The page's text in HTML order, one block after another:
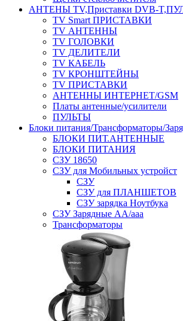
АНТЕНЫ ТV,Приставки DVB-
TV Smart ПРИСТАВКИ
TV АНТЕННЫ
TV ГОЛОВКИ
TV ДЕЛИТЕЛИ
TV КАБЕЛЬ
TV КРОНШТЕЙНЫ
TV ПРИСТАВКИ
АНТЕННЫ ИНТЕРНЕТ/GSM
Платы антенные/усилители
ПУЛЬТЫ
Блоки питания/Трансформаторы/
БЛОКИ ПИТ.АНТЕННЫЕ
БЛОКИ ПИТАНИЯ
СЗУ 18650
СЗУ для Мобильных устройст
СЗУ
СЗУ для ПЛАНШЕТОВ
СЗУ зарядка Ноутбука
СЗУ Зарядные АА/ааа
Трансформаторы